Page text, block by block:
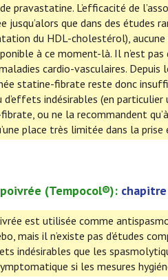
pravastatine. L’efficacité de
jusqu’alors que dans des études
du HDL-cholestérol),
à ce moment-là. Il n’est
cardio-vasculaires. Depuis
statine-fibrate reste donc
d’effets indésirables (en
ou ne la recommandent
place très limitée dans la prise
(Tempocol®):
est utilisée comme
mais il n’existe pas d’études
indésirables que les
si les mesures